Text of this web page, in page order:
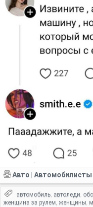
Авто | Автомобилисты
автомобиль, автоледи,
женщина за рулем, женщины,